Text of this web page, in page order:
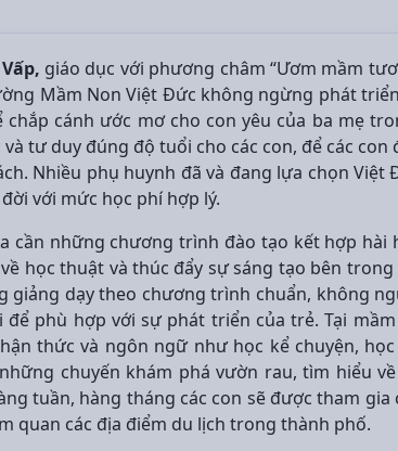
giáo dục với phương châm “Ươm mầm
Mầm Non Việt Đức không ngừng phát
cánh ước mơ cho con yêu của ba mẹ
tư duy đúng độ tuổi cho các con, để các con
Nhiều phụ huynh đã và đang lựa chọn
với mức học phí hợp lý.
cần những chương trình đào tạo kết hợp hài
học thuật và thúc đẩy sự sáng tạo bên
giảng dạy theo chương trình chuẩn, không
để phù hợp với sự phát triển của trẻ. Tại
thức và ngôn ngữ như học kể chuyện,
chuyến khám phá vườn rau, tìm hiểu
tuần, hàng tháng các con sẽ được tham
quan các địa điểm du lịch trong thành phố.